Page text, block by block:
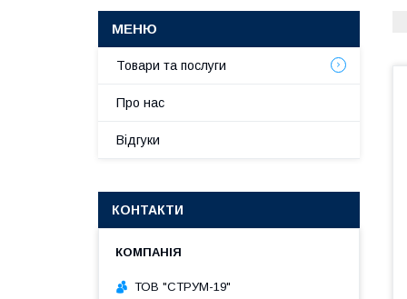
Товари та послуги
Про нас
Відгуки
КОНТАКТИ
ТОВ "СТРУМ-19"